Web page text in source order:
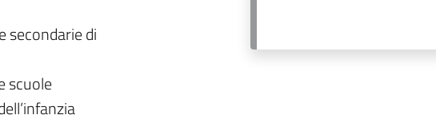
secondarie di
scuole